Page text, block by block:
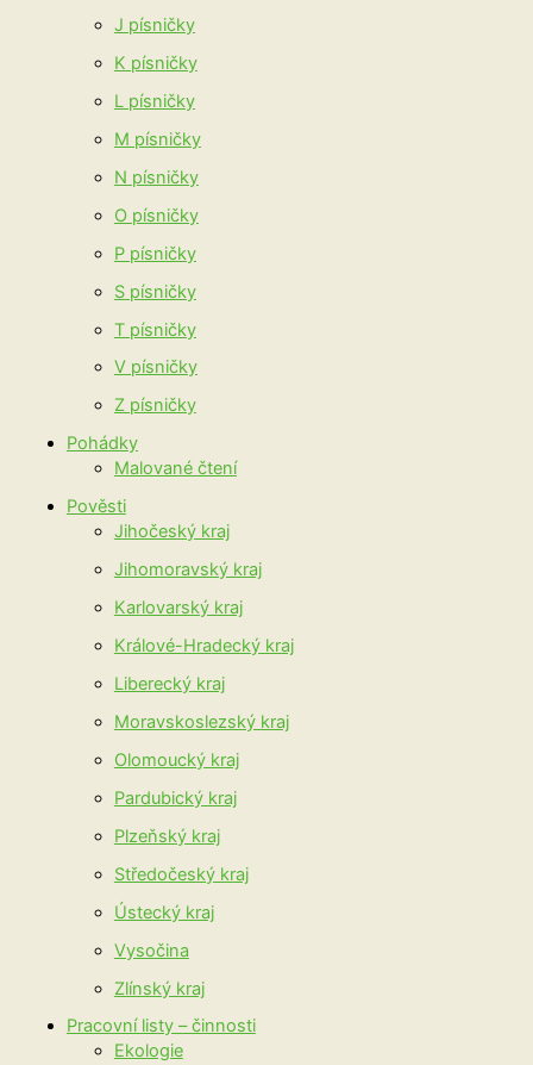
J písničky
K písničky
L písničky
M písničky
N písničky
O písničky
P písničky
S písničky
T písničky
V písničky
Z písničky
Pohádky
Malované čtení
Pověsti
Jihočeský kraj
Jihomoravský kraj
Karlovarský kraj
Králové-Hradecký kraj
Liberecký kraj
Moravskoslezský kraj
Olomoucký kraj
Pardubický kraj
Plzeňský kraj
Středočeský kraj
Ústecký kraj
Vysočina
Zlínský kraj
Pracovní listy – činnosti
Ekologie